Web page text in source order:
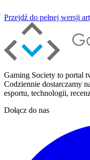
Przejdź do pełnej wersji
Gaming Society to portal
Codziennie dostarczamy
esportu, technologii,
Dołącz do nas